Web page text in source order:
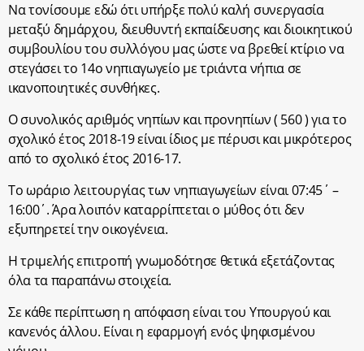
Να τονίσουμε εδώ ότι υπήρξε πολύ καλή συνεργασία
μεταξύ δημάρχου, διευθυντή εκπαίδευσης και διοικητικού
συμβουλίου του συλλόγου μας ώστε να βρεθεί κτίριο να
στεγάσει το 14ο νηπιαγωγείο με τριάντα νήπια σε
ικανοποιητικές συνθήκες.
Ο συνολικός αριθμός νηπίων και προνηπίων ( 560 ) για το
σχολικό έτος 2018-19 είναι ίδιος με πέρυσι και μικρότερος
από το σχολικό έτος 2016-17.
Το ωράριο λειτουργίας των νηπιαγωγείων είναι 07:45΄ –
16:00΄. Άρα λοιπόν καταρρίπτεται ο μύθος ότι δεν
εξυπηρετεί την οικογένεια.
Η τριμελής επιτροπή γνωμοδότησε θετικά εξετάζοντας
όλα τα παραπάνω στοιχεία.
Σε κάθε περίπτωση η απόφαση είναι του Υπουργού και
κανενός άλλου. Είναι η εφαρμογή ενός ψηφισμένου